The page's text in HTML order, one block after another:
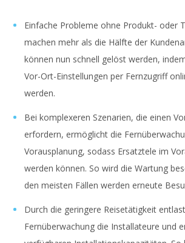
Einfache Probleme ohne Produkt- oder
machen mehr als die Hälfte der
können nun schnell gelöst werden,
Vor-Ort-Einstellungen per Fernzugriff
werden.
Bei komplexeren Szenarien, die einen
erfordern, ermöglicht die
Vorausplanung, sodass Ersatztele im
werden können. So wird die Wartung
den meisten Fällen werden erneute
Durch die geringere Reisetätigkeit
Fernüberwachung die Installateure und